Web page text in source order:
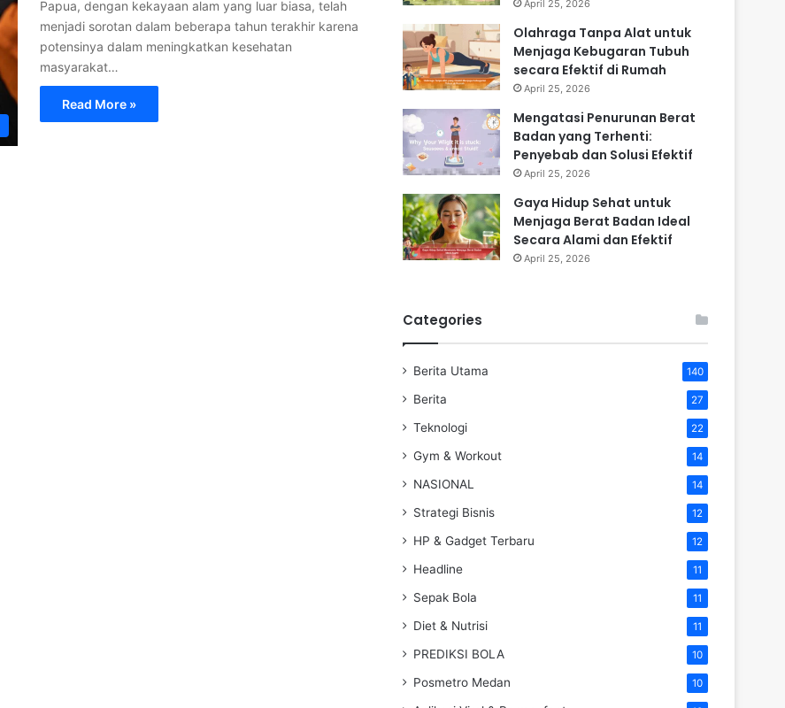
Papua, dengan kekayaan alam yang luar biasa, telah
menjadi sorotan dalam beberapa tahun terakhir karena
potensinya dalam meningkatkan kesehatan
masyarakat…
Read More »
April 25, 2026
Olahraga Tanpa Alat untuk
Menjaga Kebugaran Tubuh
secara Efektif di Rumah
April 25, 2026
Mengatasi Penurunan Berat
Badan yang Terhenti:
Penyebab dan Solusi Efektif
April 25, 2026
Gaya Hidup Sehat untuk
Menjaga Berat Badan Ideal
Secara Alami dan Efektif
April 25, 2026
Categories
Berita Utama 140
Berita 27
Teknologi 22
Gym & Workout 14
NASIONAL 14
Strategi Bisnis 12
HP & Gadget Terbaru 12
Headline 11
Sepak Bola 11
Diet & Nutrisi 11
PREDIKSI BOLA 10
Posmetro Medan 10